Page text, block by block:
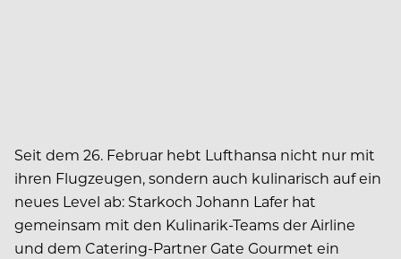
Seit dem 26. Februar hebt Lufthansa nicht nur mit
ihren Flugzeugen, sondern auch kulinarisch auf ein
neues Level ab: Starkoch Johann Lafer hat
gemeinsam mit den Kulinarik-Teams der Airline
und dem Catering-Partner Gate Gourmet ein